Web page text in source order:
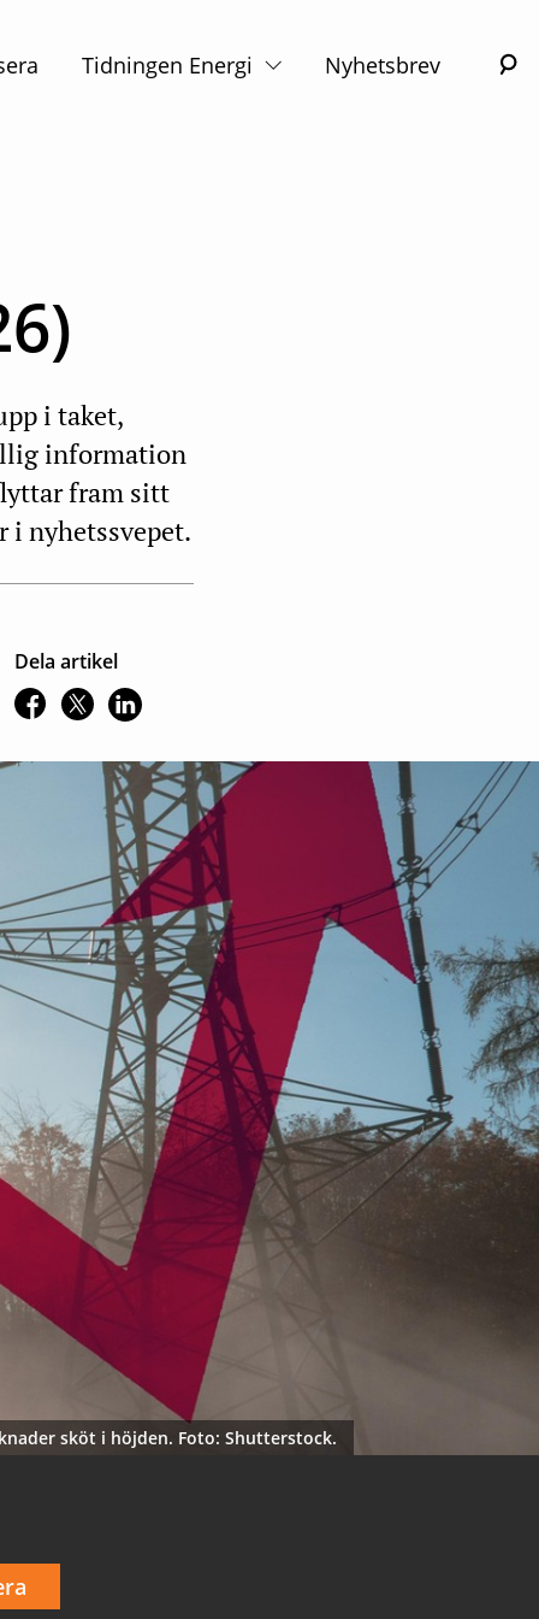
Tidningen Energi Nyhetsbrev
i taket,
information
fram sitt
i nyhetssvepet.
Dela artikel
sköt i höjden. Foto: Shutterstock.